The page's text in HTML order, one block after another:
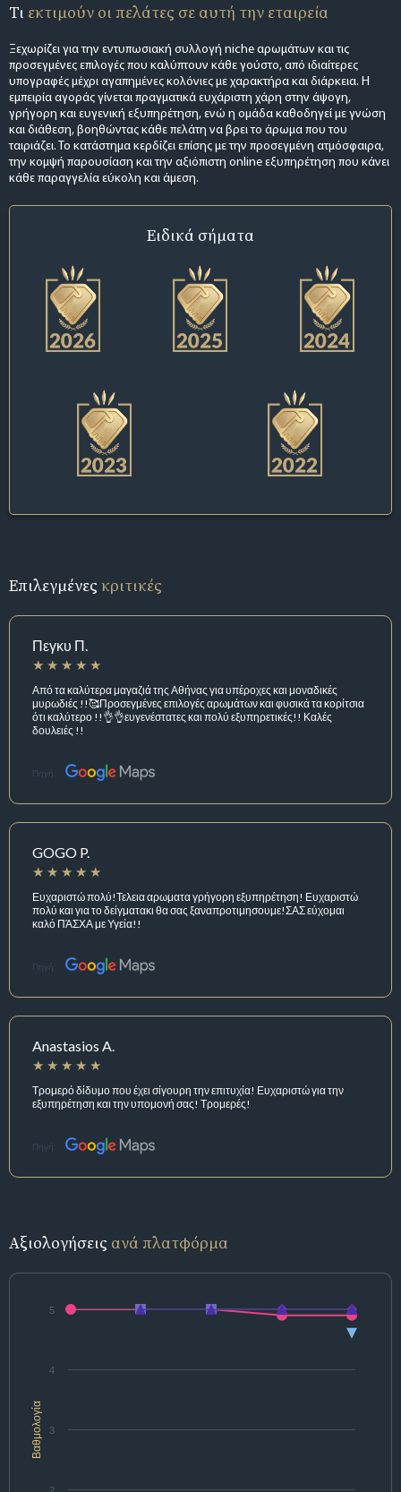
Τι εκτιμούν οι πελάτες σε αυτή την εταιρεία
Ξεχωρίζει για την εντυπωσιακή συλλογή niche αρωμάτων και τις
προσεγμένες επιλογές που καλύπτουν κάθε γούστο, από ιδιαίτερες
υπογραφές μέχρι αγαπημένες κολόνιες με χαρακτήρα και διάρκεια. Η
εμπειρία αγοράς γίνεται πραγματικά ευχάριστη χάρη στην άψογη,
γρήγορη και ευγενική εξυπηρέτηση, ενώ η ομάδα καθοδηγεί με γνώση
και διάθεση, βοηθώντας κάθε πελάτη να βρει το άρωμα που του
ταιριάζει. Το κατάστημα κερδίζει επίσης με την προσεγμένη ατμόσφαιρα,
την κομψή παρουσίαση και την αξιόπιστη online εξυπηρέτηση που κάνει
κάθε παραγγελία εύκολη και άμεση.
Ειδικά σήματα
Επιλεγμένεςκριτικές
Πεγκυ Π.
Από τα καλύτερα μαγαζιά της Αθήνας για υπέροχες και μοναδικές
μυρωδιές !!🥰Προσεγμένες επιλογές αρωμάτων και φυσικά τα κορίτσια
ότι καλύτερο !!👌👌ευγενέστατες και πολύ εξυπηρετικές!! Καλές
δουλειές !!
Πηγή:
GOGO P.
Ευχαριστώ πολύ!Τελεια αρωματα γρήγορη εξυπηρέτηση! Ευχαριστώ
πολύ και για το δείγματακι θα σας ξαναπροτιμησουμε!ΣΑΣ εύχομαι
καλό ΠΆΣΧΑ με Υγεία!!
Πηγή:
Anastasios A.
Τρομερό δίδυμο που έχει σίγουρη την επιτυχία! Ευχαριστώ για την
εξυπηρέτηση και την υπομονή σας! Τρομερές!
Πηγή:
Αξιολογήσεις ανά πλατφόρμα
Βαθμολογία 3
4
5